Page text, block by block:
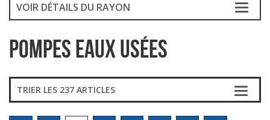
VOIR DÉTAILS DU RAYON
Pompes eaux usées
TRIER LES 237 ARTICLES